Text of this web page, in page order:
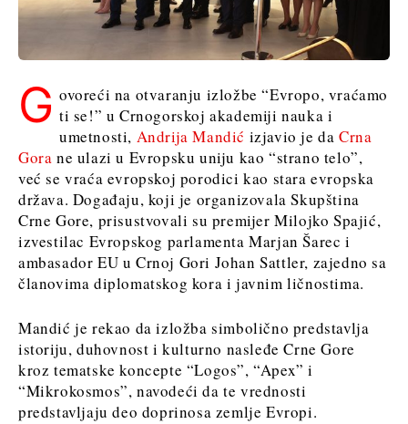
G ovoreći na otvaranju izložbe “Evropo, vraćamo
ti se!” u Crnogorskoj akademiji nauka i
umetnosti, Andrija Mandić izjavio je da Crna
Gora ne ulazi u Evropsku uniju kao “strano telo”,
već se vraća evropskoj porodici kao stara evropska
država. Događaju, koji je organizovala Skupština
Crne Gore, prisustvovali su premijer Milojko Spajić,
izvestilac Evropskog parlamenta Marjan Šarec i
ambasador EU u Crnoj Gori Johan Sattler, zajedno sa
članovima diplomatskog kora i javnim ličnostima.
Mandić je rekao da izložba simbolično predstavlja
istoriju, duhovnost i kulturno nasleđe Crne Gore
kroz tematske koncepte “Logos”, “Apex” i
“Mikrokosmos”, navodeći da te vrednosti
predstavljaju deo doprinosa zemlje Evropi.